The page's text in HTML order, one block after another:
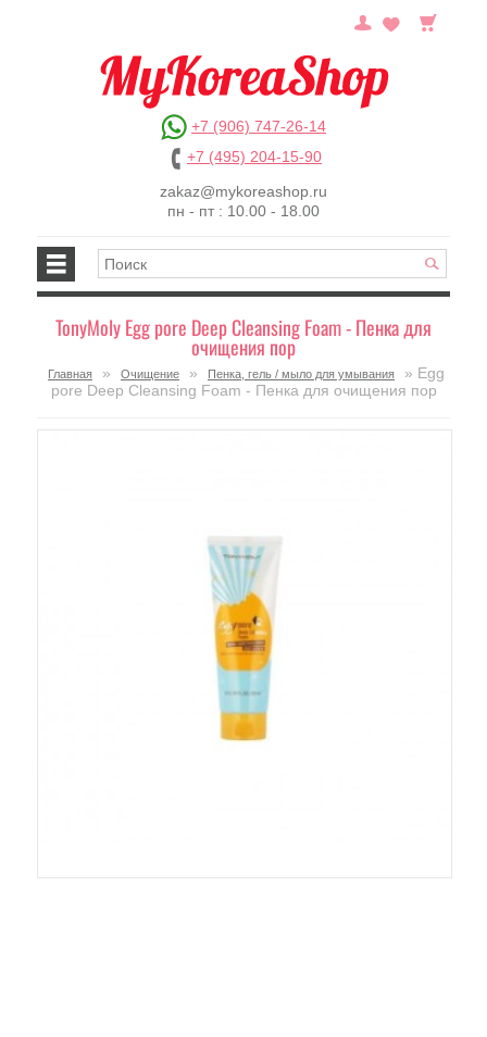
+7 (906) 747-26-14
+7 (495) 204-15-90
zakaz@mykoreashop.ru
пн - пт : 10.00 - 18.00
TonyMoly Egg pore Deep Cleansing Foam - Пенка для
очищения пор
Главная » Очищение » Пенка, гель / мыло для умывания
» Egg
pore Deep Cleansing Foam - Пенка для очищения пор